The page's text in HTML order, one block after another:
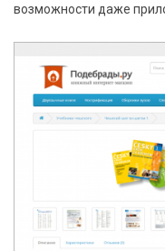
возможности даже